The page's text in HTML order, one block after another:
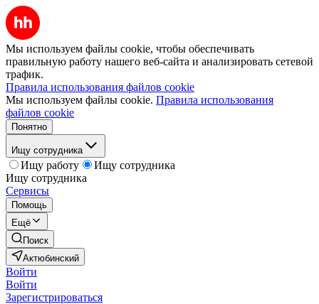
Мы используем файлы cookie, чтобы обеспечивать
правильную работу нашего веб-сайта и анализировать сетевой
трафик.
Правила использования файлов cookie
Мы используем файлы cookie. Правила использования
файлов cookie
Понятно
Ищу сотрудника
Ищу работу
Ищу сотрудника
Ищу сотрудника
Сервисы
Помощь
Ещё
Поиск
Актюбинский
Войти
Войти
Зарегистрироваться